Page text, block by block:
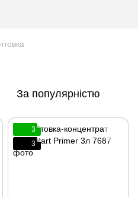
За популярністю
3
3